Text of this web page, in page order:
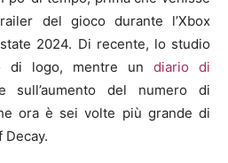
del gioco durante l’Xbox
2024. Di recente, lo studio
di logo, mentre un diario di
sull’aumento del numero di
ora è sei volte più grande di